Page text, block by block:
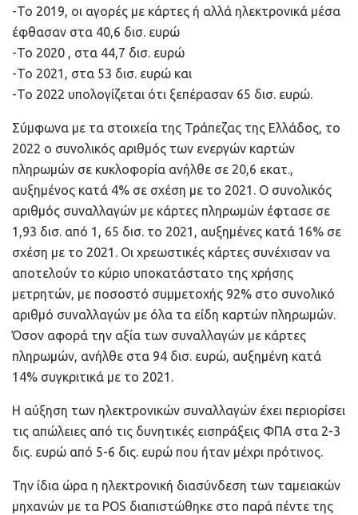
-Το 2019, οι αγορές με κάρτες ή αλλά ηλεκτρονικά μέσα
έφθασαν στα 40,6 δισ. ευρώ
-Το 2020 , στα 44,7 δισ. ευρώ
-Το 2021, στα 53 δισ. ευρώ και
-Το 2022 υπολογίζεται ότι ξεπέρασαν 65 δισ. ευρώ.
Σύμφωνα με τα στοιχεία της Τράπεζας της Ελλάδος, το
2022 ο συνολικός αριθμός των ενεργών καρτών
πληρωμών σε κυκλοφορία ανήλθε σε 20,6 εκατ.,
αυξημένος κατά 4% σε σχέση με το 2021. Ο συνολικός
αριθμός συναλλαγών με κάρτες πληρωμών έφτασε σε
1,93 δισ. από 1, 65 δισ. το 2021, αυξημένες κατά 16% σε
σχέση με το 2021. Οι χρεωστικές κάρτες συνέχισαν να
αποτελούν το κύριο υποκατάστατο της χρήσης
μετρητών, με ποσοστό συμμετοχής 92% στο συνολικό
αριθμό συναλλαγών με όλα τα είδη καρτών πληρωμών.
Όσον αφορά την αξία των συναλλαγών με κάρτες
πληρωμών, ανήλθε στα 94 δισ. ευρώ, αυξημένη κατά
14% συγκριτικά με το 2021.
Η αύξηση των ηλεκτρονικών συναλλαγών έχει περιορίσει
τις απώλειες από τις δυνητικές εισπράξεις ΦΠΑ στα 2-3
δις. ευρώ από 5-6 δις. ευρώ που ήταν μέχρι πρότινος.
Την ίδια ώρα η ηλεκτρονική διασύνδεση των ταμειακών
μηχανών με τα POS διαπιστώθηκε στο παρά πέντε της